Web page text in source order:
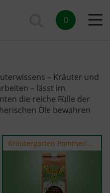
0
– Kräuter und
– lässt im
die reiche Fülle der
Öle bewahren
Kräutergarten Pommerland